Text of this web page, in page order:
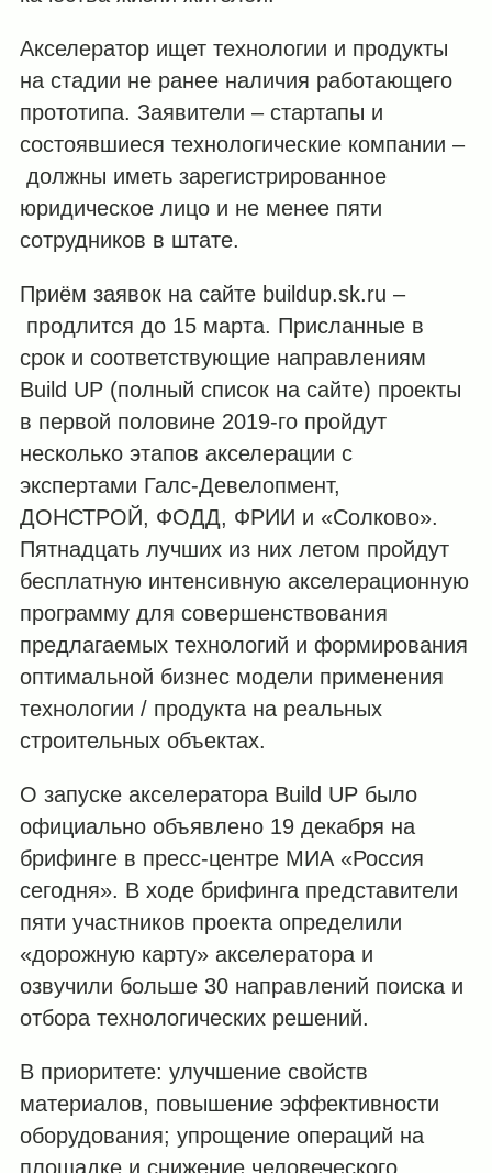
Акселератор ищет технологии и продукты
на стадии не ранее наличия работающего
прототипа. Заявители – стартапы и
состоявшиеся технологические компании –
должны иметь зарегистрированное
юридическое лицо и не менее пяти
сотрудников в штате.
Приём заявок на сайте buildup.sk.ru –
продлится до 15 марта. Присланные в
срок и соответствующие направлениям
Build UP (полный список на сайте) проекты
в первой половине 2019-го пройдут
несколько этапов акселерации с
экспертами Галс-Девелопмент,
ДОНСТРОЙ, ФОДД, ФРИИ и «Солково».
Пятнадцать лучших из них летом пройдут
бесплатную интенсивную акселерационную
программу для совершенствования
предлагаемых технологий и формирования
оптимальной бизнес модели применения
технологии / продукта на реальных
строительных объектах.
О запуске акселератора Build UP было
официально объявлено 19 декабря на
брифинге в пресс-центре МИА «Россия
сегодня». В ходе брифинга представители
пяти участников проекта определили
«дорожную карту» акселератора и
озвучили больше 30 направлений поиска и
отбора технологических решений.
В приоритете: улучшение свойств
материалов, повышение эффективности
оборудования; упрощение операций на
площадке и снижение человеческого